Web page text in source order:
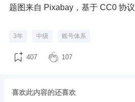
题图来自 Pixabay，基于 CC0 协议
3年 中级 账号体系
407 107
喜欢此内容的还喜欢